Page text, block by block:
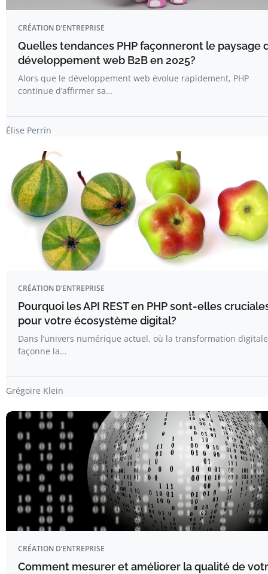
CRÉATION D’ENTREPRISE
Quelles tendances PHP façonneront le paysage
développement web B2B en 2025?
Alors que le développement web évolue rapidement, PHP
continue d’affirmer sa…
Élise Perrin
CRÉATION D’ENTREPRISE
Pourquoi les API REST en PHP sont-elles
pour votre écosystème digital?
Dans l’univers numérique actuel, où la transformation digitale
façonne la…
Grégoire Klein
CRÉATION D’ENTREPRISE
Comment mesurer et améliorer la qualité de